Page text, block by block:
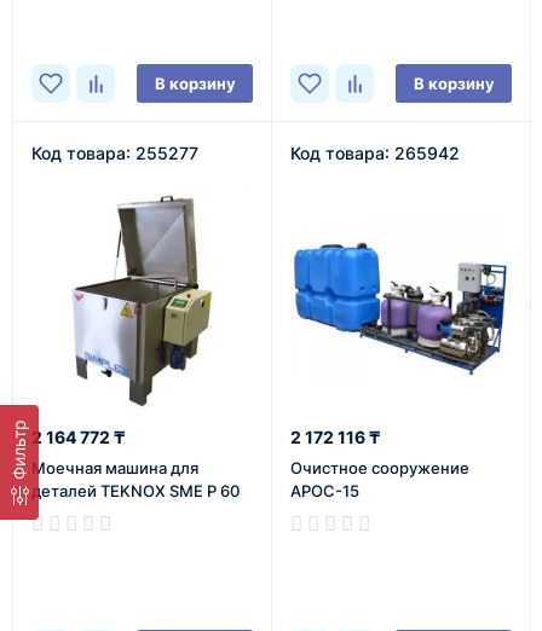
Фильтр
В корзину В корзину
Код товара: 255277
2 164 772 ₸
Моечная машина для
деталей TEKNOX SME P 60
Код товара: 265942
2 172 116 ₸
Очистное сооружение
АРОС-15